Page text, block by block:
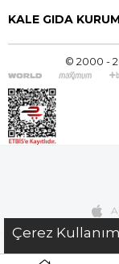
KALE GIDA
© 2000 -
Çerez